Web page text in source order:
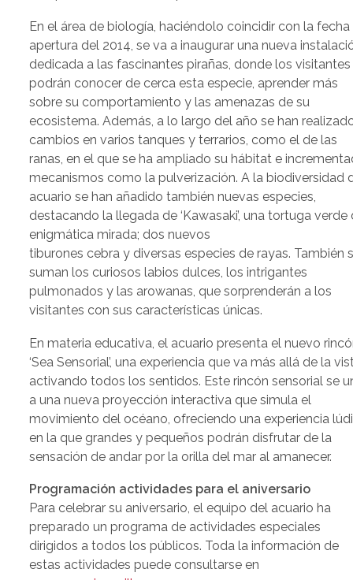
En el área de biología, haciéndolo coincidir con la fecha
apertura del 2014, se va a inaugurar una nueva
dedicada a las fascinantes pirañas, donde los visitantes
podrán conocer de cerca esta especie, aprender más
sobre su comportamiento y las amenazas de su
ecosistema. Además, a lo largo del año se han
cambios en varios tanques y terrarios, como el de las
ranas, en el que se ha ampliado su hábitat e
mecanismos como la pulverización. A la biodiversidad
acuario se han añadido también nuevas especies,
destacando la llegada de ‘Kawasaki’, una tortuga verde
enigmática mirada; dos nuevos
tiburones cebra y diversas especies de rayas. También
suman los curiosos labios dulces, los intrigantes
pulmonados y las arowanas, que sorprenderán a los
visitantes con sus características únicas.
En materia educativa, el acuario presenta el nuevo
‘Sea Sensorial’, una experiencia que va más allá de la
activando todos los sentidos. Este rincón sensorial se
a una nueva proyección interactiva que simula el
movimiento del océano, ofreciendo una experiencia
en la que grandes y pequeños podrán disfrutar de la
sensación de andar por la orilla del mar al amanecer.
Programación actividades para el aniversario
Para celebrar su aniversario, el equipo del acuario ha
preparado un programa de actividades especiales
dirigidos a todos los públicos. Toda la información de
estas actividades puede consultarse en